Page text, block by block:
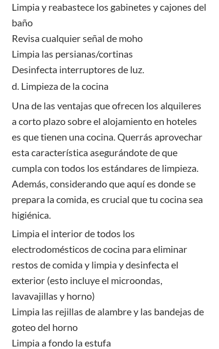
Limpia y reabastece los gabinetes y cajones del
baño
Revisa cualquier señal de moho
Limpia las persianas/cortinas
Desinfecta interruptores de luz.
d. Limpieza de la cocina
Una de las ventajas que ofrecen los alquileres
a corto plazo sobre el alojamiento en hoteles
es que tienen una cocina. Querrás aprovechar
esta característica asegurándote de que
cumpla con todos los estándares de limpieza.
Además, considerando que aquí es donde se
prepara la comida, es crucial que tu cocina sea
higiénica.
Limpia el interior de todos los
electrodomésticos de cocina para eliminar
restos de comida y limpia y desinfecta el
exterior (esto incluye el microondas,
lavavajillas y horno)
Limpia las rejillas de alambre y las bandejas de
goteo del horno
Limpia a fondo la estufa